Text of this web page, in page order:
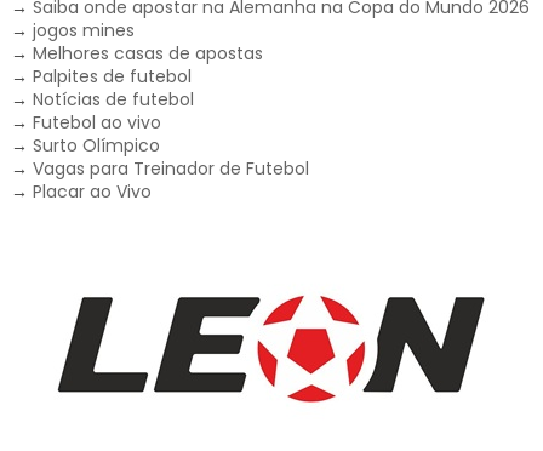
→ Saiba onde apostar na Alemanha na Copa do Mundo 2026
→ jogos mines
→ Melhores casas de apostas
→ Palpites de futebol
→ Notícias de futebol
→ Futebol ao vivo
→ Surto Olímpico
→ Vagas para Treinador de Futebol
→ Placar ao Vivo